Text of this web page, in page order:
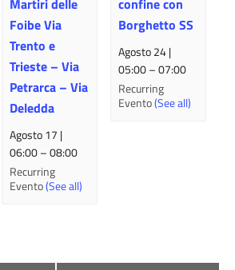
Martiri delle
Foibe Via
Trento e
Trieste – Via
Petrarca – Via
Deledda
Agosto 17 |
06:00–08:00
Recurring
Evento(See all)
confine con
Borghetto SS
Agosto 24 |
05:00–07:00
Recurring
Evento(See all)